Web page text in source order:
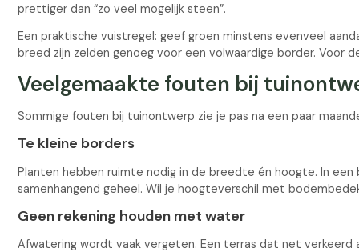
prettiger dan “zo veel mogelijk steen”.
Een praktische vuistregel: geef groen minstens evenveel
breed zijn zelden genoeg voor een volwaardige border.
Veelgemaakte fouten bij
Sommige fouten bij tuinontwerp zie je pas na een paar
Te kleine borders
Planten hebben ruimte nodig in de breedte én hoogte. In
samenhangend geheel. Wil je hoogteverschil met
Geen rekening houden met water
Afwatering wordt vaak vergeten. Een terras dat net verkeerd